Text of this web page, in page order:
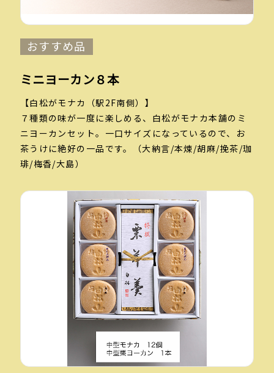
おすすめ品
ミニヨーカン８本
【白松がモナカ（駅2F南側）】
７種類の味が一度に楽しめる、白松がモナカ本舗のミ
ニヨーカンセット。一口サイズになっているので、お
茶うけに絶好の一品です。（大納言/本煉/胡麻/挽茶/珈
琲/梅香/大島）